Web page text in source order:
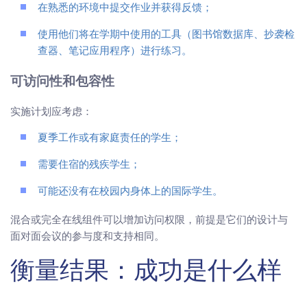
在熟悉的环境中提交作业并获得反馈；
使用他们将在学期中使用的工具（图书馆数据库、抄袭检
查器、笔记应用程序）进行练习。
可访问性和包容性
实施计划应考虑：
夏季工作或有家庭责任的学生；
需要住宿的残疾学生；
可能还没有在校园内身体上的国际学生。
混合或完全在线组件可以增加访问权限，前提是它们的设计与
面对面会议的参与度和支持相同。
衡量结果：成功是什么样